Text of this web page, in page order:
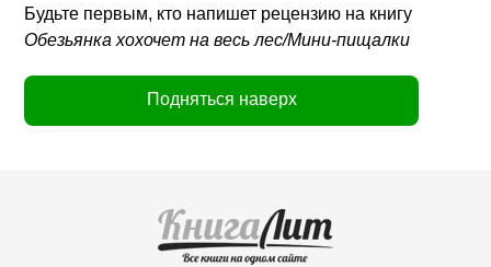
Будьте первым, кто напишет рецензию на книгу
Обезьянка хохочет на весь лес/Мини-пищалки
Подняться наверх